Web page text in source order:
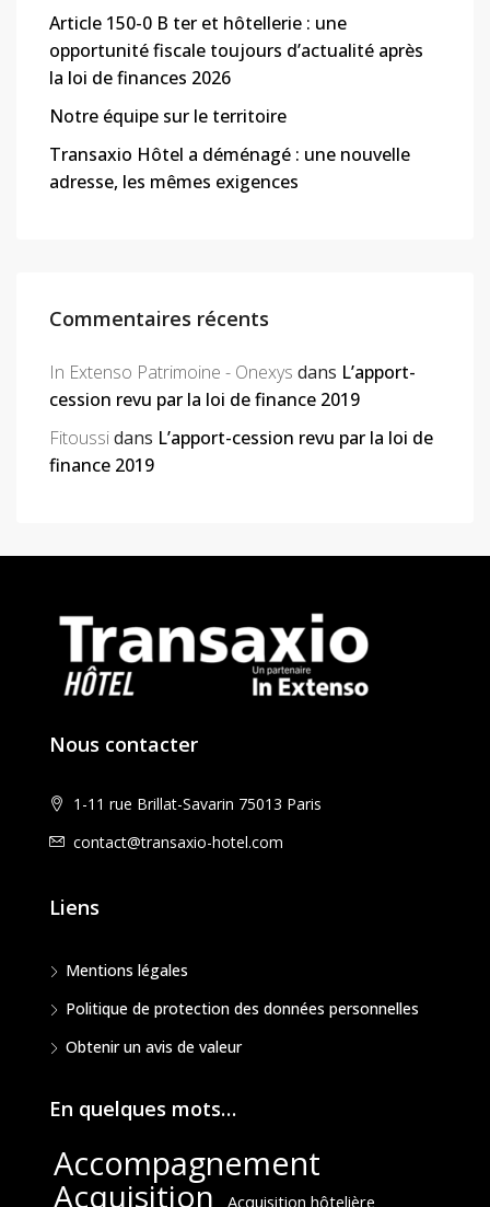
Article 150-0 B ter et hôtellerie : une
opportunité fiscale toujours d’actualité après
la loi de finances 2026
Notre équipe sur le territoire
Transaxio Hôtel a déménagé : une nouvelle
adresse, les mêmes exigences
Commentaires récents
In Extenso Patrimoine - Onexys dans L’apport-
cession revu par la loi de finance 2019
Fitoussidans L’apport-cession revu par la loi de
finance 2019
Nous contacter
1-11 rue Brillat-Savarin 75013 Paris
contact@transaxio-hotel.com
Liens
Mentions légales
Politique de protection des données personnelles
Obtenir un avis de valeur
En quelques mots…
Accompagnement
Acquisition Acquisition hôtelière